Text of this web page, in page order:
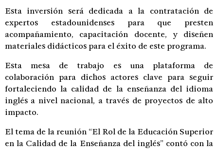
Esta inversión será dedicada a la contratación de
expertos estadounidenses para que presten
acompañamiento, capacitación docente, y diseñen
materiales didácticos para el éxito de este programa.
Esta mesa de trabajo es una plataforma de
colaboración para dichos actores clave para seguir
fortaleciendo la calidad de la enseñanza del idioma
inglés a nivel nacional, a través de proyectos de alto
impacto.
El tema de la reunión “El Rol de la Educación Superior
en la Calidad de la Enseñanza del inglés” contó con la